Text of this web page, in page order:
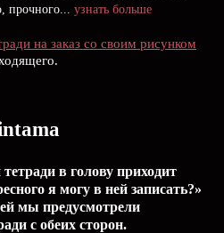
прочного... узнать больше
на заказ со своим рисунком
в голову приходит
я могу в ней записать?»
мы предусмотрели
с обеих сторон.